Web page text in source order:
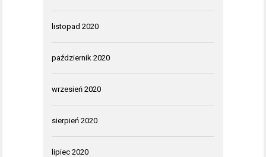
listopad 2020
październik 2020
wrzesień 2020
sierpień 2020
lipiec 2020